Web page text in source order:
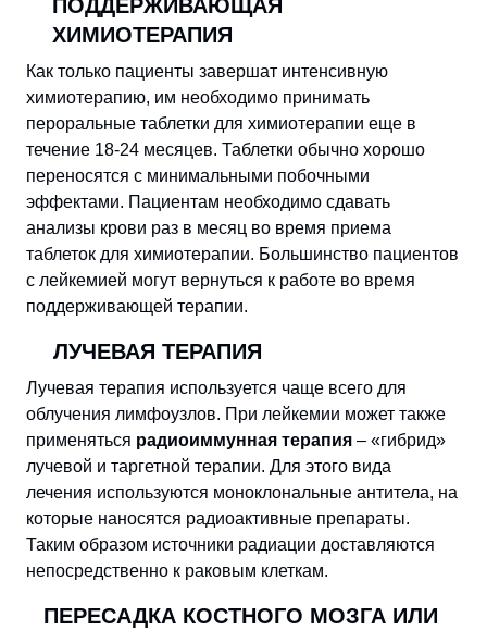
ПОДДЕРЖИВАЮЩАЯ
ХИМИОТЕРАПИЯ
Как только пациенты завершат интенсивную
химиотерапию, им необходимо принимать
пероральные таблетки для химиотерапии еще в
течение 18-24 месяцев. Таблетки обычно хорошо
переносятся с минимальными побочными
эффектами. Пациентам необходимо сдавать
анализы крови раз в месяц во время приема
таблеток для химиотерапии. Большинство пациентов
с лейкемией могут вернуться к работе во время
поддерживающей терапии.
ЛУЧЕВАЯ ТЕРАПИЯ
Лучевая терапия используется чаще всего для
облучения лимфоузлов. При лейкемии может также
применяться радиоиммунная терапия – «гибрид»
лучевой и таргетной терапии. Для этого вида
лечения используются моноклональные антитела, на
которые наносятся радиоактивные препараты.
Таким образом источники радиации доставляются
непосредственно к раковым клеткам.
ПЕРЕСАДКА КОСТНОГО МОЗГА ИЛИ